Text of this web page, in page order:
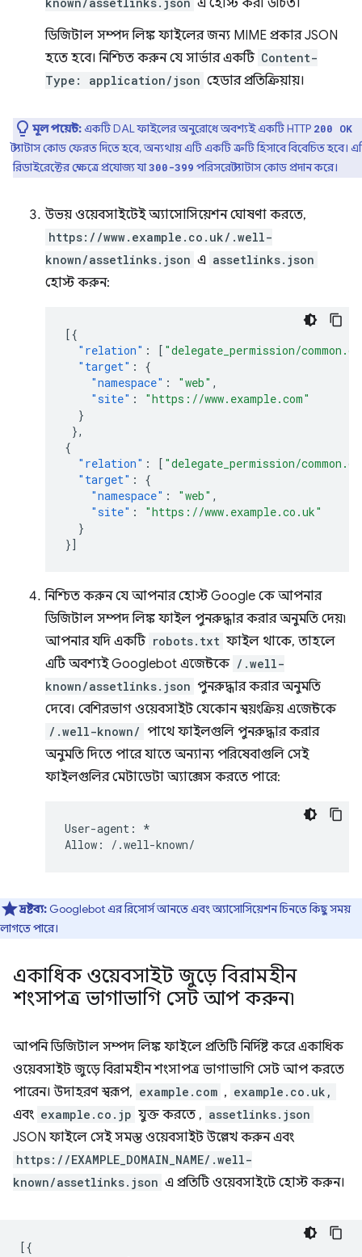
এ হোস্ট করা উচিত।
ডিজিটাল সম্পদ লিঙ্ক ফাইলের জন্য MIME প্রকার JSON
হতে হবে। নিশ্চিত করুন যে সার্ভার একটি Content-
Type: application/json হেডার প্রতিক্রিয়ায়।
মূল পয়েন্ট:একটি DAL ফাইলের অনুরোধে অবশ্যই একটি HTTP 200 OK
স্ট্যাটাস কোড ফেরত দিতে হবে, অন্যথায় এটি একটি ত্রুটি হিসাবে বিবেচিত হবে।
রিডাইরেক্টের ক্ষেত্রে প্রযোজ্য যা300-399 পরিসরে স্ট্যাটাস কোড প্রদান করে।
উভয় ওয়েবসাইটেই অ্যাসোসিয়েশন ঘোষণা করতে,
https://www.example.co.uk/.well-
known/assetlinks.json এ assetlinks.json
হোস্ট করুন:
[{
"relation" : [ "delegate_permission/
"target" :
{
"namespace" : "web" ,
"site" :
"https://www.example.com"
}
},
{
"relation" : [ "delegate_permission/
"target" :
{
"namespace" : "web" ,
"site" :
"https://www.example.co.uk"
}
}]
নিশ্চিত করুন যে আপনার হোস্ট Google কে আপনার
ডিজিটাল সম্পদ লিঙ্ক ফাইল পুনরুদ্ধার করার অনুমতি দেয়৷
আপনার যদি একটি robots.txt ফাইল থাকে, তাহলে
এটি অবশ্যই Googlebot এজেন্টকে /.well-
known/assetlinks.json পুনরুদ্ধার করার অনুমতি
দেবে। বেশিরভাগ ওয়েবসাইট যেকোন স্বয়ংক্রিয় এজেন্টকে
/.well-known/ পাথে ফাইলগুলি পুনরুদ্ধার করার
অনুমতি দিতে পারে যাতে অন্যান্য পরিষেবাগুলি সেই
ফাইলগুলির মেটাডেটা অ্যাক্সেস করতে পারে:
User-agent: *
দ্রষ্টব্য: Googlebot এর রিসোর্স আনতে এবং অ্যাসোসিয়েশন চিনতে কিছু সময়
লাগতে পারে।
একাধিক ওয়েবসাইট জুড়ে বিরামহীন
শংসাপত্র ভাগাভাগি সেট আপ করুন৷
আপনি ডিজিটাল সম্পদ লিঙ্ক ফাইলে প্রতিটি নির্দিষ্ট করে একাধিক
ওয়েবসাইট জুড়ে বিরামহীন শংসাপত্র ভাগাভাগি সেট আপ করতে
পারেন। উদাহরণ স্বরূপ, example.com , example.co.uk,
এবং example.co.jp যুক্ত করতে , assetlinks.json
JSON ফাইলে সেই সমস্ত ওয়েবসাইট উল্লেখ করুন এবং
https://EXAMPLE_DOMAIN_NAME/.well-
known/assetlinks.json এ প্রতিটি ওয়েবসাইটে হোস্ট করুন।
[{